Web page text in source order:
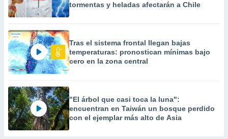
tormentas y heladas afectarán a Chile
Tras el sistema frontal llegan bajas
temperaturas: pronostican mínimas bajo
cero en la zona central
"El árbol que casi toca la luna":
encuentran en Taiwán un bosque perdido
con el ejemplar más alto de Asia